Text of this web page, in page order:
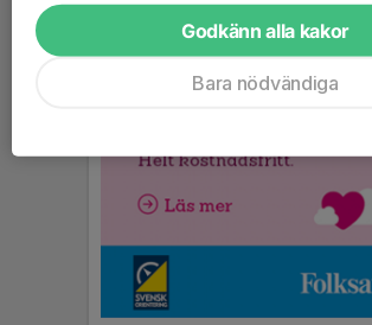
Godkänn alla kakor
Bara nödvändiga